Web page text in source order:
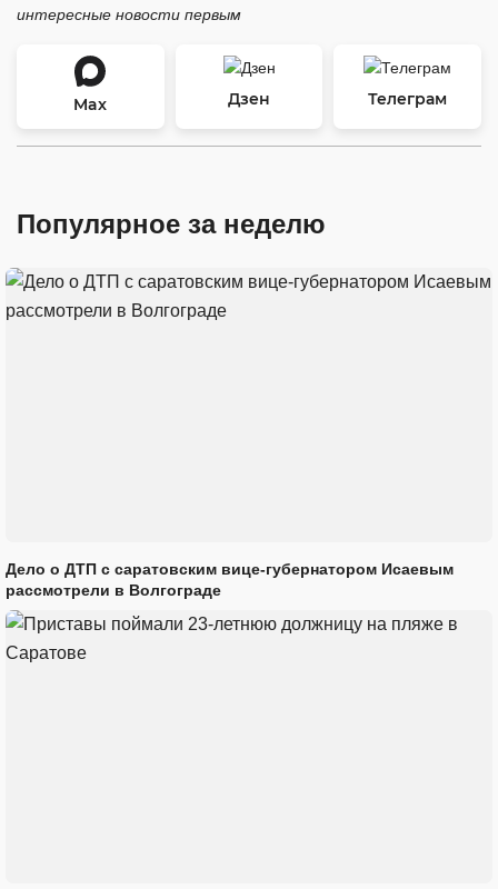
интересные новости первым
Max Дзен Телеграм
Популярное за неделю
Дело о ДТП с саратовским вице-губернатором Исаевым
рассмотрели в Волгограде